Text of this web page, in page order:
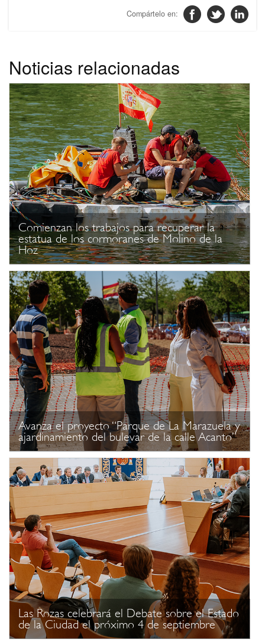
Noticias relacionadas
Comienzan los trabajos para recuperar la
estatua de los cormoranes de Molino de la
Hoz
Avanza el proyecto “Parque de La Marazuela y
ajardinamiento del bulevar de la calle Acanto”
Las Rozas celebrará el Debate sobre el Estado
de la Ciudad el próximo 4 de septiembre